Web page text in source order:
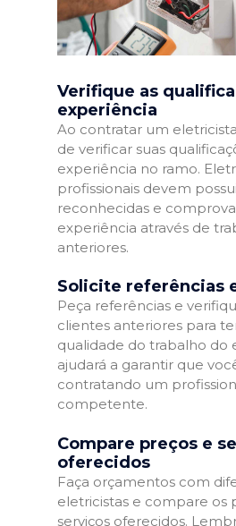
Verifique as
experiência
Ao contratar um
de verificar suas
experiência no ramo.
profissionais devem
reconhecidas e
experiência através de
anteriores.
Solicite referências
Peça referências e
clientes anteriores para
qualidade do trabalho do
ajudará a garantir que
contratando um
competente.
Compare preços e
oferecidos
Faça orçamentos com
eletricistas e compare os
serviços oferecidos.